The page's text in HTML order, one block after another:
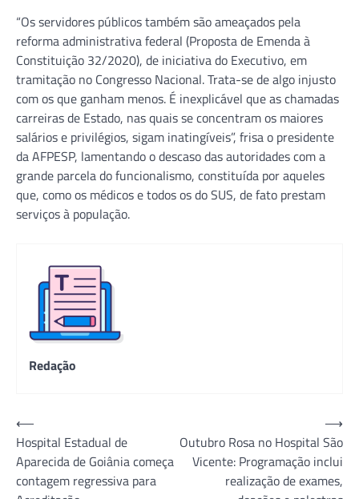
“Os servidores públicos também são ameaçados pela
reforma administrativa federal (Proposta de Emenda à
Constituição 32/2020), de iniciativa do Executivo, em
tramitação no Congresso Nacional. Trata-se de algo injusto
com os que ganham menos. É inexplicável que as chamadas
carreiras de Estado, nas quais se concentram os maiores
salários e privilégios, sigam inatingíveis”, frisa o presidente
da AFPESP, lamentando o descaso das autoridades com a
grande parcela do funcionalismo, constituída por aqueles
que, como os médicos e todos os do SUS, de fato prestam
serviços à população.
Redação
Navegação
de
Post
⟵
Hospital Estadual de
Aparecida de Goiânia começa
contagem regressiva para
Outubro Rosa no Hospital São
Vicente: Programação inclui
realização de exames,
⟶